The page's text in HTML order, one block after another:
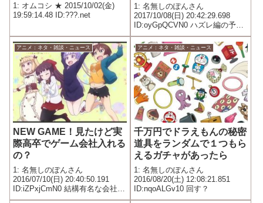
1: オムコシ ★ 2015/10/02(金)
19:59:14.48 ID:???.net
1: 名無しのぽんさん
2017/10/08(日) 20:42:29.698
ID:oyGpQCVN0 ハズレ編の予感
しかしないのだがこれ面白くな
るの？ キャラ総出演で薄味にな
るし、そもそもキリト達が命賭
けて闘う必要がないのでただの
フォンタ...
アニメ：ネタ・雑談・ニュース
NEW GAME！見たけど実
際高卒でゲーム会社入れる
の？
1: 名無しのぽんさん
2016/07/10(日) 20:40:50.191
ID:iZPxjCmN0 結構有名な会社っ
ぽいし
アニメ：ネタ・雑談・ニュース
千万円でドラえもんの秘密
道具をランダムで１つもら
えるガチャがあったら
1: 名無しのぽんさん
2016/08/20(土) 12:08:21.851
ID:nqoALGv10 回す？